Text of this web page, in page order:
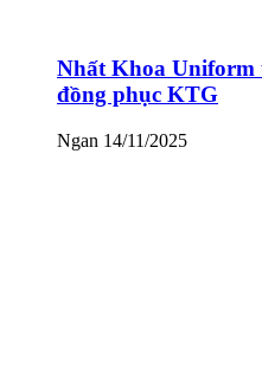
Nhất Khoa Uniform
đồng phục KTG
Ngan 14/11/2025